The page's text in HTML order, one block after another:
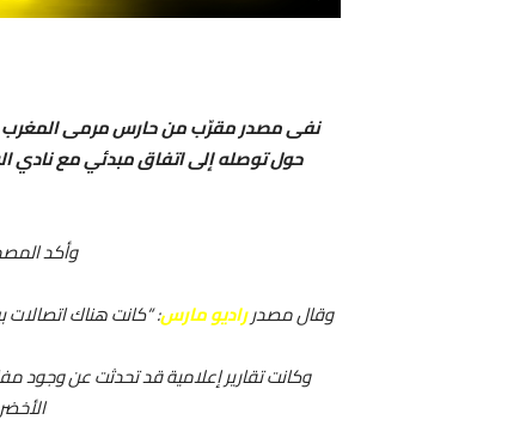
نفى مصدر مقرّب من حارس مرمى المغرب
حول توصله إلى اتفاق مبدئي مع نادي
وأكد
وقال مصدرراديو مارس: “كانت هناك اتصالات
وكانت تقارير إعلامية قد تحدثت عن وجود